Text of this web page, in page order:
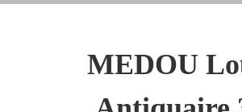
MEDOU